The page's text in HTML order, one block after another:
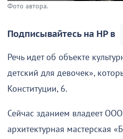
Фото автора.
Подписывайтесь на НР в
Речь идет об объекте
детский для девочек»,
Конституции, 6.
Сейчас зданием владеет
архитектурная мастерская